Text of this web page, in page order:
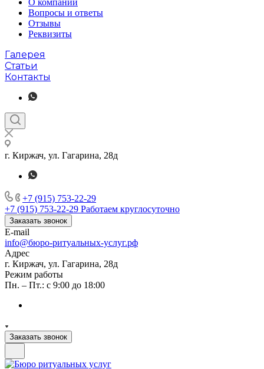
О компании
Вопросы и ответы
Отзывы
Реквизиты
Галерея
Статьи
Контакты
г. Киржач, ул. Гагарина, 28д
+7 (915) 753-22-29
+7 (915) 753-22-29 Работаем круглосуточно
Заказать звонок
E-mail
info@бюро-ритуальных-услуг.рф
Адрес
г. Киржач, ул. Гагарина, 28д
Режим работы
Пн. – Пт.: с 9:00 до 18:00
Заказать звонок